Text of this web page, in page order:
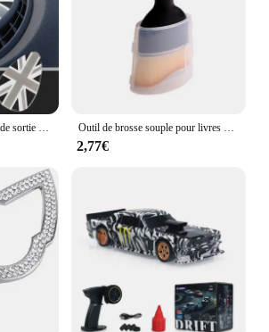
any space where space is at a
four induction Poêles are not
a solution for those who
style, and adaptability.
Autocollant de protection de sortie d'air Union Jack Centre, couverture dédiée 3D, autocollant pour Mini Cooper F54, F55, F56, accessoires intérieurs Wlman Outil de brosse souple pour livres d'intérieur de voiture, dépoussiéreur pour Mini Cooper One JCW, F54, F55, F56, F57, F60, R50, R52, R53, R55, R56, R57, R58, R59
2,77€